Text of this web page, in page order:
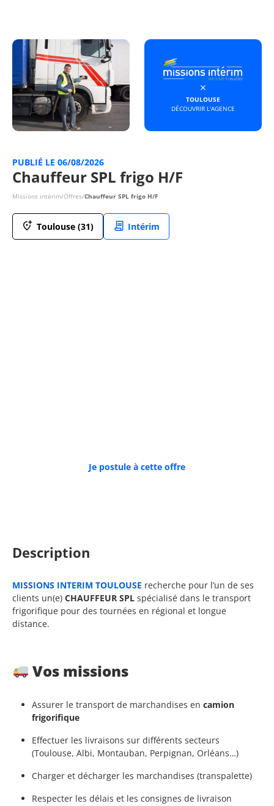
TOULOUSE
DÉCOUVRIR L'AGENCE
PUBLIÉ LE 06/08/2026
Chauffeur SPL frigo H/F
Missions intérim/Offres/Chauffeur SPL frigo H/F
Toulouse (31) Intérim
Je postule à cette offre
Description
MISSIONS INTERIM TOULOUSE recherche pour l’un de ses
clients un(e) CHAUFFEUR SPL spécialisé dans le transport
frigorifique pour des tournées en régional et longue
distance.
Vos missions
Assurer le transport de marchandises en camion
frigorifique
Effectuer les livraisons sur différents secteurs
(Toulouse, Albi, Montauban, Perpignan, Orléans…)
Charger et décharger les marchandises (transpalette)
Respecter les délais et les consignes de livraison